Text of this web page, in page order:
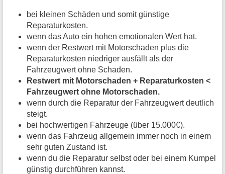
bei kleinen Schäden und somit günstige
Reparaturkosten.
wenn das Auto ein hohen emotionalen Wert hat.
wenn der Restwert mit Motorschaden plus die
Reparaturkosten niedriger ausfällt als der
Fahrzeugwert ohne Schaden.
Restwert mit Motorschaden + Reparaturkosten <
Fahrzeugwert ohne Motorschaden.
wenn durch die Reparatur der Fahrzeugwert deutlich
steigt.
bei hochwertigen Fahrzeuge (über 15.000€).
wenn das Fahrzeug allgemein immer noch in einem
sehr guten Zustand ist.
wenn du die Reparatur selbst oder bei einem Kumpel
günstig durchführen kannst.